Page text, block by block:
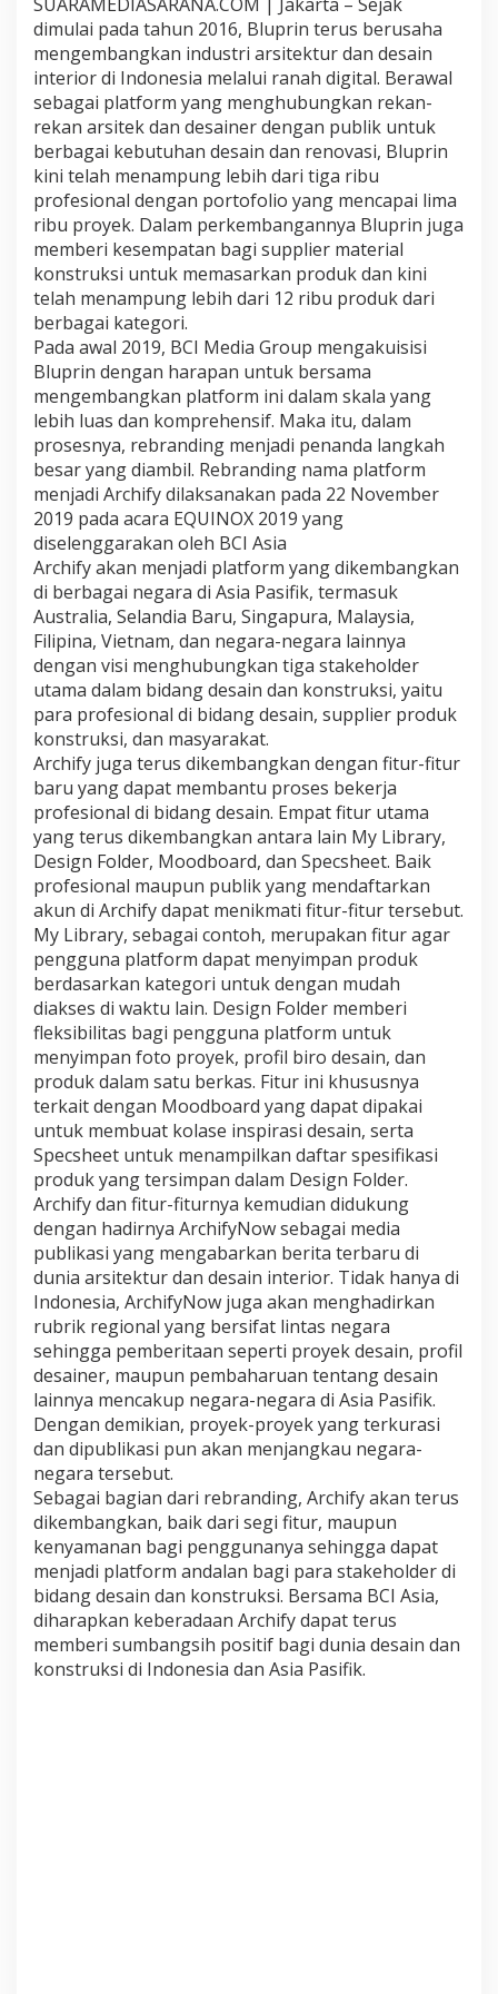
l
a
t
f
o
r
m
B
l
u
r
i
n
B
e
k
s
p
n
s
i
k
e
A
s
i
a
P
a
s
i
f
i
k
b
e
r
s
a
m
a
B
C
I
A
s
i
a
dimulai pada tahun 2016, Bluprin terus berusaha
mengembangkan industri arsitektur dan desain
interior di Indonesia melalui ranah digital. Berawal
sebagai platform yang menghubungkan rekan-
rekan arsitek dan desainer dengan publik untuk
berbagai kebutuhan desain dan renovasi, Bluprin
kini telah menampung lebih dari tiga ribu
profesional dengan portofolio yang mencapai lima
ribu proyek. Dalam perkembangannya Bluprin juga
memberi kesempatan bagi supplier material
konstruksi untuk memasarkan produk dan kini
telah menampung lebih dari 12 ribu produk dari
berbagai kategori.
Pada awal 2019, BCI Media Group mengakuisisi
Bluprin dengan harapan untuk bersama
mengembangkan platform ini dalam skala yang
lebih luas dan komprehensif. Maka itu, dalam
prosesnya, rebranding menjadi penanda langkah
besar yang diambil. Rebranding nama platform
menjadi Archify dilaksanakan pada 22 November
2019 pada acara EQUINOX 2019 yang
diselenggarakan oleh BCI Asia
Archify akan menjadi platform yang dikembangkan
di berbagai negara di Asia Pasifik, termasuk
Australia, Selandia Baru, Singapura, Malaysia,
Filipina, Vietnam, dan negara-negara lainnya
dengan visi menghubungkan tiga stakeholder
utama dalam bidang desain dan konstruksi, yaitu
para profesional di bidang desain, supplier produk
konstruksi, dan masyarakat.
Archify juga terus dikembangkan dengan fitur-fitur
baru yang dapat membantu proses bekerja
profesional di bidang desain. Empat fitur utama
yang terus dikembangkan antara lain My Library,
Design Folder, Moodboard, dan Specsheet. Baik
profesional maupun publik yang mendaftarkan
akun di Archify dapat menikmati fitur-fitur tersebut.
My Library, sebagai contoh, merupakan fitur agar
pengguna platform dapat menyimpan produk
berdasarkan kategori untuk dengan mudah
diakses di waktu lain. Design Folder memberi
fleksibilitas bagi pengguna platform untuk
menyimpan foto proyek, profil biro desain, dan
produk dalam satu berkas. Fitur ini khususnya
terkait dengan Moodboard yang dapat dipakai
untuk membuat kolase inspirasi desain, serta
Specsheet untuk menampilkan daftar spesifikasi
produk yang tersimpan dalam Design Folder.
Archify dan fitur-fiturnya kemudian didukung
dengan hadirnya ArchifyNow sebagai media
publikasi yang mengabarkan berita terbaru di
dunia arsitektur dan desain interior. Tidak hanya di
Indonesia, ArchifyNow juga akan menghadirkan
rubrik regional yang bersifat lintas negara
sehingga pemberitaan seperti proyek desain, profil
desainer, maupun pembaharuan tentang desain
lainnya mencakup negara-negara di Asia Pasifik.
Dengan demikian, proyek-proyek yang terkurasi
dan dipublikasi pun akan menjangkau negara-
negara tersebut.
Sebagai bagian dari rebranding, Archify akan terus
dikembangkan, baik dari segi fitur, maupun
kenyamanan bagi penggunanya sehingga dapat
menjadi platform andalan bagi para stakeholder di
bidang desain dan konstruksi. Bersama BCI Asia,
diharapkan keberadaan Archify dapat terus
memberi sumbangsih positif bagi dunia desain dan
konstruksi di Indonesia dan Asia Pasifik.